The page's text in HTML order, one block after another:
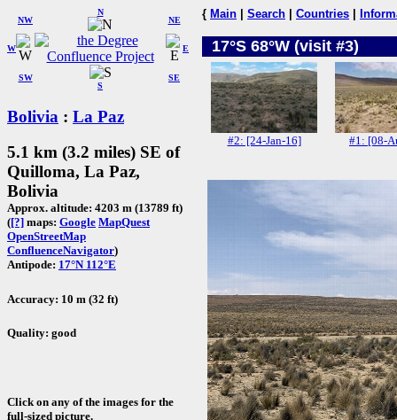
W
NW
N
NE
SW
S
SE
E
Bolivia : La Paz
5.1 km (3.2 miles) SE of
Quilloma, La Paz,
Bolivia
Approx. altitude: 4203 m (13789 ft)
([?] maps: Google MapQuest
OpenStreetMap
ConfluenceNavigator)
Antipode: 17°N 112°E
Accuracy: 10 m (32 ft)
Quality: good
Click on any of the images for the
full-sized picture.
{ Main Search Countries
17°S 68°W (visit #3)
#2: [24-Jan-16] #1: [08-